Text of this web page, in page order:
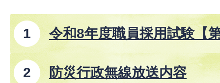
令和8年度職員採用試験【
防災行政無線放送内容